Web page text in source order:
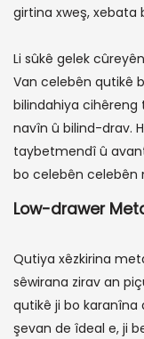
girtina xweş, xebata
Li sûkê gelek
Van celebên qutikê
bilindahiya cihêreng
navîn û bilind-drav.
taybetmendî û
bo celebên celebên
Low-drawer
Qutiya xêzkirina
sêwirana zirav an
qutikê ji bo karanîna
şevan de îdeal e, ji